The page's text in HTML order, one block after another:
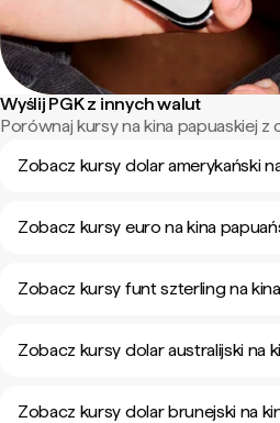
Wyślij PGK z innych walut
Porównaj kursy na kina papuaskiej z
Zobacz kursy dolar amerykański
Zobacz kursy euro na kina
Zobacz kursy funt szterling na
Zobacz kursy dolar australijski na
Zobacz kursy dolar brunejski na